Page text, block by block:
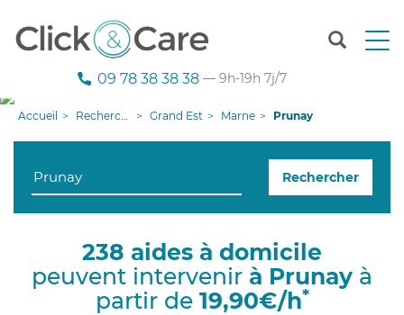
T
n
g
09 78 38 38 38 — 9h-19h 7j/7
Accueil Recherche aide à domicile Grand Est Marne Prunay
Rechercher
238 aides à domicile
peuvent intervenir à Prunay à
partir de 19,90€/h*